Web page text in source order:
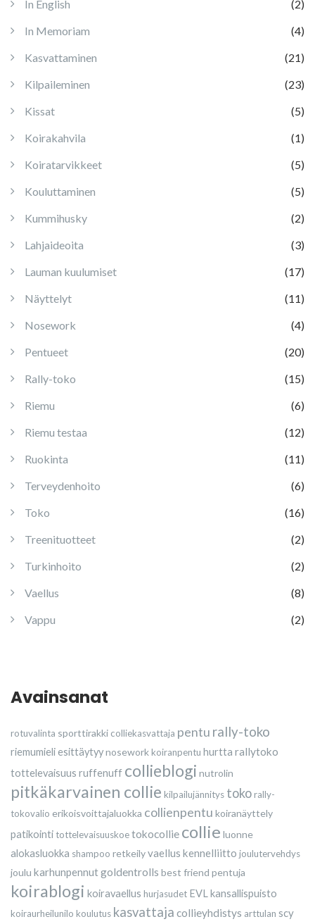
In English
(2)
In Memoriam
(4)
Kasvattaminen
(21)
Kilpaileminen
(23)
Kissat
(5)
Koirakahvila
(1)
Koiratarvikkeet
(5)
Kouluttaminen
(5)
Kummihusky
(2)
Lahjaideoita
(3)
Lauman kuulumiset
(17)
Näyttelyt
(11)
Nosework
(4)
Pentueet
(20)
Rally-toko
(15)
Riemu
(6)
Riemu testaa
(12)
Ruokinta
(11)
Terveydenhoito
(6)
Toko
(16)
Treenituotteet
(2)
Turkinhoito
(2)
Vaellus
(8)
Vappu
(2)
Avainsanat
rotuvalinta sporttirakki colliekasvattaja pentu rally-toko
riemumieli esittäytyynoseworkkoiranpentu hurtta rallytoko
tottelevaisuus ruffenuff collieblogi nutrolin
pitkäkarvainen collie kilpailujännitys tokorally-
tokovalio erikoisvoittajaluokka collienpentu koiranäyttely
patikointi tottelevaisuuskoetokocollie collie luonne
alokasluokka shampoo retkeilyvaellus kennelliitto joulutervehdys
joulu karhunpennutgoldentrolls best friend pentuja
koirablogi koiravaellus hurjasudet EVL kansallispuisto
koiraurheilunilo koulutus kasvattaja collieyhdistys arttulan scy